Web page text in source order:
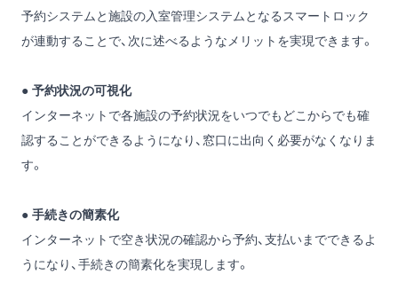
予約システムと施設の入室管理システムとなるスマートロック
が連動することで、次に述べるようなメリットを実現できます。
● 予約状況の可視化
インターネットで各施設の予約状況をいつでもどこからでも確
認することができるようになり、窓口に出向く必要がなくなりま
す。
● 手続きの簡素化
インターネットで空き状況の確認から予約、支払いまでできるよ
うになり、手続きの簡素化を実現します。